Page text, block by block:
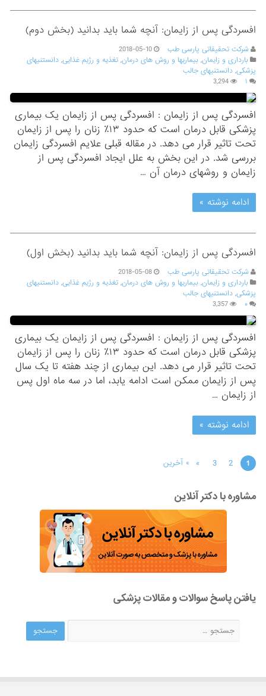
افسردگی پس از زایمان: آنچه شما باید بدانید (بخش دوم)
شرکت تحقیقاتی پارسی طب
2018-05-10
بارداری و زایمان,بیماریها و روش های درمان,تغذیه و رژیم غذایی,دانستنیهای
پزشکی,دانستنیهای جالب
۱
3,294
افسردگی پس از زایمان : افسردگی پس از زایمان یک بیماری
پزشکی قابل درمان است که حدود ۱۳٪ زنان را پس از زایمان
تحت تاثیر قرار می دهد. در مقاله قبلی علایم افسردگی زایمان
بررسی شد. در این بخش به علل ایجاد افسردگی پس از
زایمان و روشهای درمان آن …
ادامه نوشته »
افسردگی پس از زایمان: آنچه شما باید بدانید (بخش اول)
شرکت تحقیقاتی پارسی طب
2018-05-08
بارداری و زایمان,بیماریها و روش های درمان,تغذیه و رژیم غذایی,دانستنیهای
پزشکی,دانستنیهای جالب
۰
3,357
افسردگی پس از زایمان : افسردگی پس از زایمان یک بیماری
پزشکی قابل درمان است که حدود ۱۳٪ زنان را پس از زایمان
تحت تاثیر قرار می دهد. این بیماری از چند هفته تا یک سال
پس از زایمان ممکن است ادامه یابد، اما در سه ماه اول پس
از زایمان …
ادامه نوشته »
1
2
3
» » آخرین
مشاوره با دکتر آنلاین
یافتن پاسخ سوالات و مقالات پزشکی